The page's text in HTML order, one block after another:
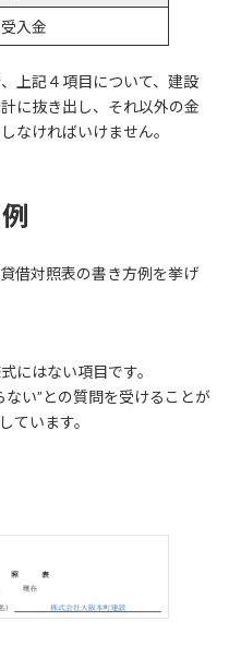
入金
上記４項目について、建設
に抜き出し、それ以外の金
なければいけません。
借対照表の書き方例を挙げ
にはない項目です。
い”との質問を受けることが
ています。